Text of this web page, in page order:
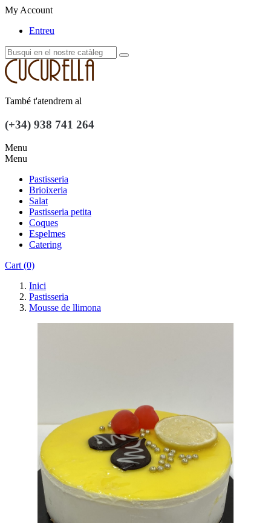
My Account
Entreu
També t'atendrem al
(+34) 938 741 264
Menu
Menu
Pastisseria
Brioixeria
Salat
Pastisseria petita
Coques
Espelmes
Catering
Cart (0)
Inici
Pastisseria
Mousse de llimona